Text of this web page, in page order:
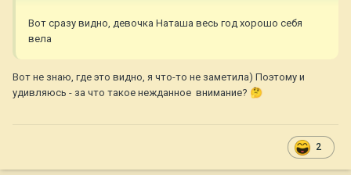
Вот сразу видно, девочка Наташа весь год хорошо себя
вела
Вот не знаю, где это видно, я что-то не заметила) Поэтому и
удивляюсь - за что такое нежданное внимание? 🤔
2